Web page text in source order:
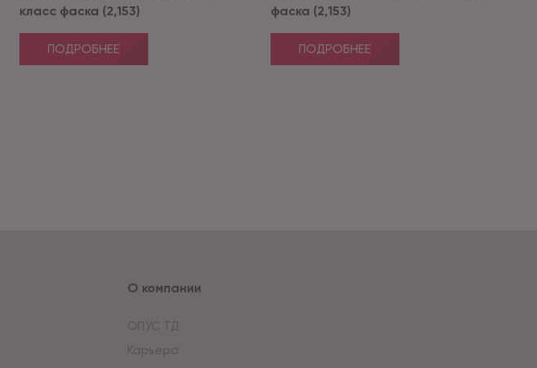
класс фаска (2,153)
ПОДРОБНЕЕ
фаска (2,153)
ПОДРОБНЕЕ
О компании
ОПУС ТД
Карьера